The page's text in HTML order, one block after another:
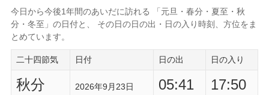
今日から今後1年間のあいだに訪れる 「元旦・春分・夏至・秋
分・冬至」の日付と、 その日の日の出・日の入り時刻
、方位をま
とめています。
二十四節気 日付 日の出 日の入り
秋分 2026年9月23日 05:41
17:50